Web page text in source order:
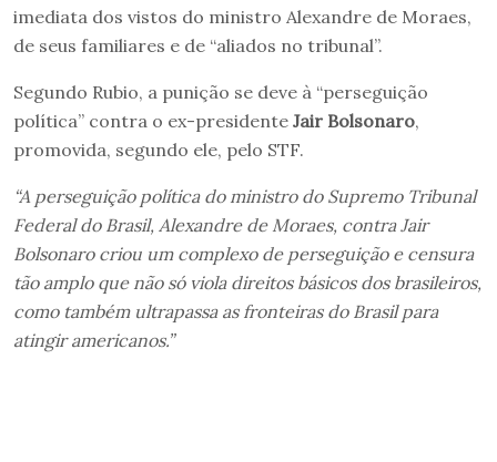
imediata dos vistos do ministro Alexandre de Moraes,
de seus familiares e de “aliados no tribunal”.
Segundo Rubio, a punição se deve à “perseguição
política” contra o ex-presidente Jair Bolsonaro,
promovida, segundo ele, pelo STF.
“A perseguição política do ministro do Supremo Tribunal
Federal do Brasil, Alexandre de Moraes, contra Jair
Bolsonaro criou um complexo de perseguição e censura
tão amplo que não só viola direitos básicos dos brasileiros,
como também ultrapassa as fronteiras do Brasil para
atingir americanos.”